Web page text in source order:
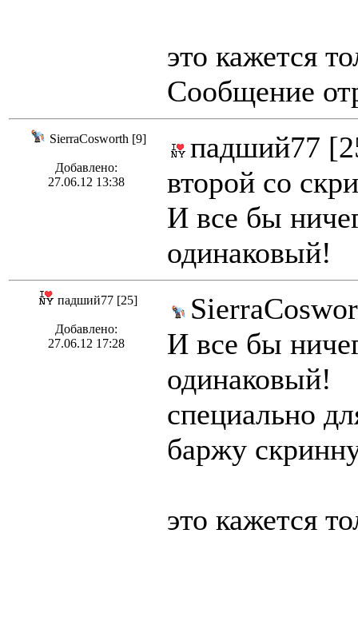
это кажется
Сообщение
SierraCosworth [9]
Добавлено:
27.06.12 13:38
падший77
второй со
И все бы
одинаковый!
падший77 [25]
Добавлено:
27.06.12 17:28
И все бы
одинаковый!
специально
баржу
это кажется